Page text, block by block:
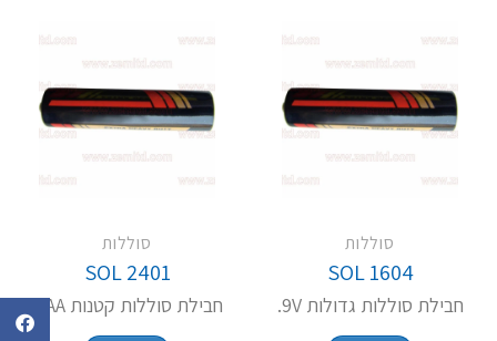
סוללות
SOL 1604
חבילת סוללות גדולות 9V.
סוללות
SOL 2401
חבילת סוללות קטנות AAA.